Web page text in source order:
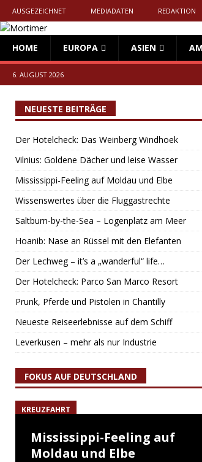
AUSGEZEICHNET MEDIADATEN REDAKTION
HOME EUROPA ASIEN
6. AUGUST 2026
NEUESTE BEITRÄGE
Der Hotelcheck: Das Weinberg Windhoek
Vilnius: Goldene Dächer und leise Wasser
Mississippi-Feeling auf Moldau und Elbe
Wissenswertes über die Fluggastrechte
Saltburn-by-the-Sea – Logenplatz am Meer
Hoanib: Nase an Rüssel mit den Elefanten
Der Lechweg – it’s a „wanderful“ life…
Der Hotelcheck: Parco San Marco Resort
Prunk, Pferde und Pistolen in Chantilly
Neueste Reiseerlebnisse auf dem Schiff
Leverkusen – mehr als nur Industrie
FOKUS AUF DEUTSCHLAND
KREUZFAHRT
Mississippi-Feeling auf
Moldau und Elbe